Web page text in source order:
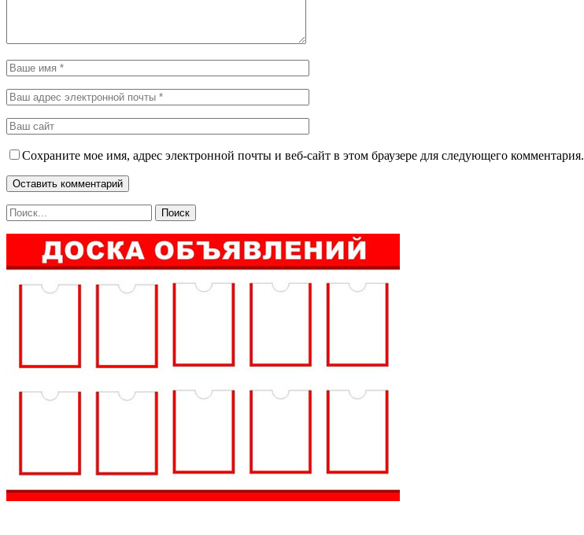
Сохраните мое имя, адрес электронной почты и веб-сайт в этом браузере для следующего комментария.